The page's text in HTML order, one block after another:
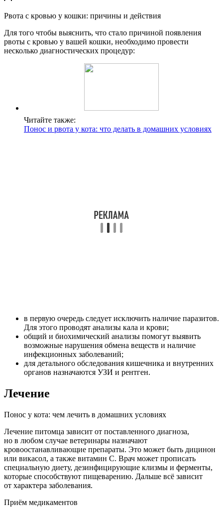
Рвота с кровью у кошки: причины и действия
Для того чтобы выяснить, что стало причиной появления
рвоты с кровью у вашей кошки, необходимо провести
несколько диагностических процедур:
Читайте также:
Понос и рвота у кота: что делать в домашних условиях
в первую очередь следует исключить наличие паразитов.
Для этого проводят анализы кала и крови;
общий и биохимический анализы помогут выявить
возможные нарушения обмена веществ и наличие
инфекционных заболеваний;
для детального обследования кишечника и внутренних
органов назначаются УЗИ и рентген.
Лечение
Понос у кота: чем лечить в домашних условиях
Лечение питомца зависит от поставленного диагноза,
но в любом случае ветеринары назначают
кровоостанавливающие препараты. Это может быть дицинон
или викасол, а также витамин С. Врач может прописать
специальную диету, дезинфицирующие клизмы и ферменты,
которые способствуют пищеварению. Дальше всё зависит
от характера заболевания.
Приём медикаментов